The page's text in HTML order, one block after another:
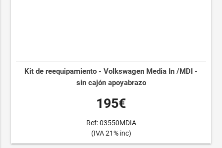
Kit de reequipamiento - Volkswagen Media In /MDI -
sin cajón apoyabrazo
195€
Ref: 03550MDIA
(IVA 21% inc)